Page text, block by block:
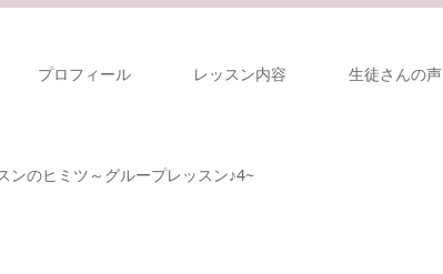
プロフィール レッスン内容 生徒さんの声
のヒミツ～グループレッスン♪4~